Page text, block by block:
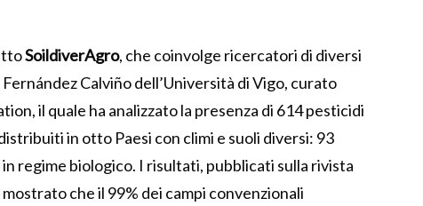
SoildiverAgro, che coinvolge ricercatori di diversi
Calviño dell’Università di Vigo, curato
il quale ha analizzato la presenza di 614 pesticidi
in otto Paesi con climi e suoli diversi: 93
regime biologico. I risultati, pubblicati sulla rivista
mostrato che il 99% dei campi convenzionali